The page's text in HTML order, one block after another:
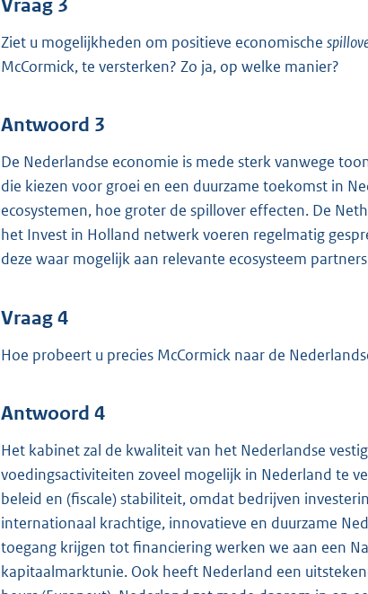
Vraag 3
Ziet u mogelijkheden om positieve economische
McCormick, te versterken? Zo ja, op welke manier?
Antwoord 3
De Nederlandse economie is mede sterk vanwege
die kiezen voor groei en een duurzame toekomst in
ecosystemen, hoe groter de spillover effecten. De
het Invest in Holland netwerk voeren regelmatig
deze waar mogelijk aan relevante ecosysteem
Vraag 4
Hoe probeert u precies McCormick naar de
Antwoord 4
Het kabinet zal de kwaliteit van het Nederlandse
voedingsactiviteiten zoveel mogelijk in Nederland te
beleid en (fiscale) stabiliteit, omdat bedrijven
internationaal krachtige, innovatieve en duurzame
toegang krijgen tot financiering werken we aan een
kapitaalmarktunie. Ook heeft Nederland een